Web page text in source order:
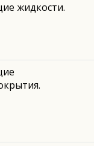
жидкости.